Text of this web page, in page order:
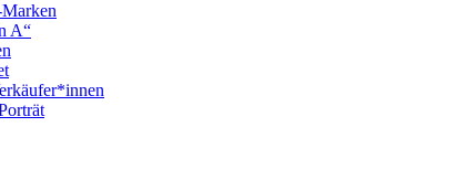
A“